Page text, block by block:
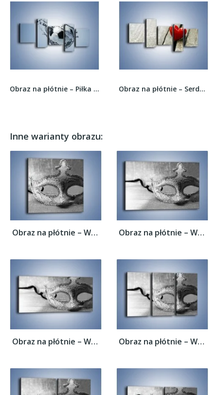
Obraz na płótnie – Piłka w wodnej skorupce –... Obraz na płótnie – Serduszko bez drzazgi –...
Inne warianty obrazu:
Obraz na płótnie – Wspomnienia bez koloru... Obraz na płótnie – Wspomnienia bez koloru...
Obraz na płótnie – Wspomnienia bez koloru... Obraz na płótnie – Wspomnienia bez koloru...